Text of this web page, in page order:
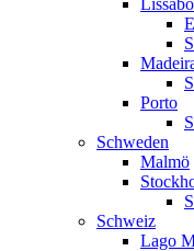
Porto
Schweden
Malmö
Schweiz
Lago